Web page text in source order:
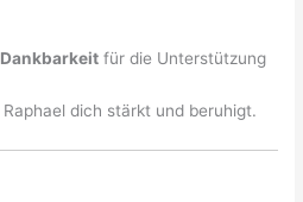
Dankbarkeit für die Unterstützung
dich stärkt und beruhigt.